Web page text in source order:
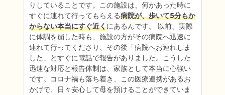
りしていることです。この施設は、何かあった時に
すぐに連れて行ってもらえる病院が、歩いて5分もか
からない本当にすぐ近くにあるんです。 以前、実際
に体調を崩した時も、施設の方がその病院へ迅速に
連れて行ってくださり、その後「病院へお連れしま
した」とすぐに電話で報告がありました。こうした
迅速な対応と報告体制は、家族として本当に心強い
です。コロナ禍も落ち着き、この医療連携があるお
かげで、日々安心して母を預けることができていま